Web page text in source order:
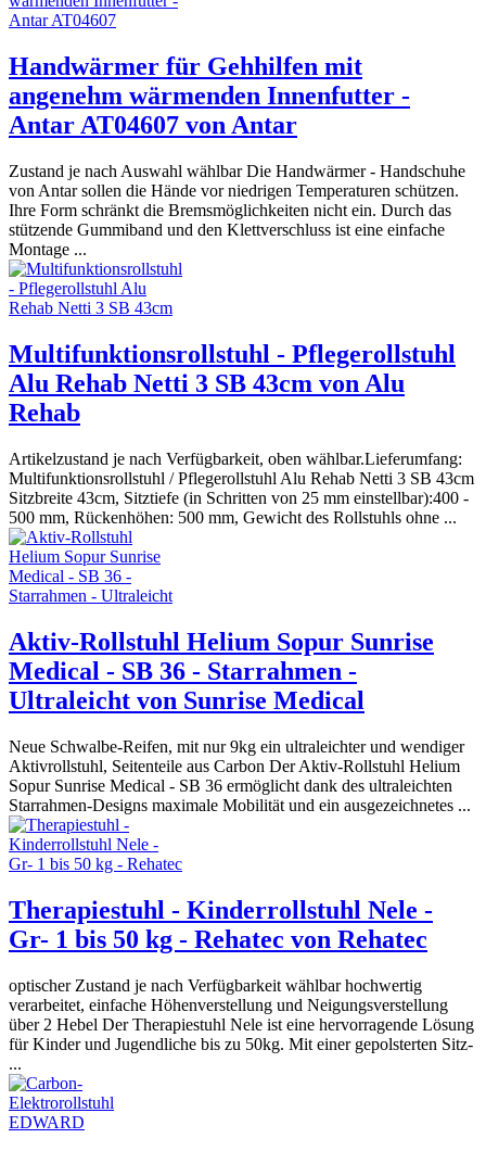
Handwärmer für Gehhilfen mit
angenehm wärmenden Innenfutter -
Antar AT04607 von Antar
Zustand je nach Auswahl wählbar Die Handwärmer - Handschuhe
von Antar sollen die Hände vor niedrigen Temperaturen schützen.
Ihre Form schränkt die Bremsmöglichkeiten nicht ein. Durch das
stützende Gummiband und den Klettverschluss ist eine einfache
Montage ...
Multifunktionsrollstuhl - Pflegerollstuhl
Alu Rehab Netti 3 SB 43cm von Alu
Rehab
Artikelzustand je nach Verfügbarkeit, oben wählbar.Lieferumfang:
Multifunktionsrollstuhl / Pflegerollstuhl Alu Rehab Netti 3 SB 43cm
Sitzbreite 43cm, Sitztiefe (in Schritten von 25 mm einstellbar):400 -
500 mm, Rückenhöhen: 500 mm, Gewicht des Rollstuhls ohne ...
Aktiv-Rollstuhl Helium Sopur Sunrise
Medical - SB 36 - Starrahmen -
Ultraleicht von Sunrise Medical
Neue Schwalbe-Reifen, mit nur 9kg ein ultraleichter und wendiger
Aktivrollstuhl, Seitenteile aus Carbon Der Aktiv-Rollstuhl Helium
Sopur Sunrise Medical - SB 36 ermöglicht dank des ultraleichten
Starrahmen-Designs maximale Mobilität und ein ausgezeichnetes ...
Therapiestuhl - Kinderrollstuhl Nele -
Gr- 1 bis 50 kg - Rehatec von Rehatec
optischer Zustand je nach Verfügbarkeit wählbar hochwertig
verarbeitet, einfache Höhenverstellung und Neigungsverstellung
über 2 Hebel Der Therapiestuhl Nele ist eine hervorragende Lösung
für Kinder und Jugendliche bis zu 50kg. Mit einer gepolsterten Sitz-
...